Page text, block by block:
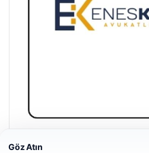
Enes Kaplan Avukatlık Bürosu
Göz Atın